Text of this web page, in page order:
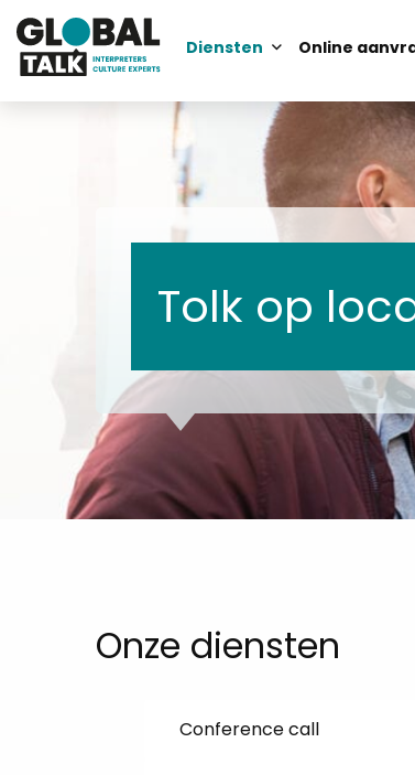
Diensten Online
Tolk op
Onze diensten
Conference call